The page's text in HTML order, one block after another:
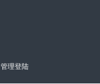
管理登陆